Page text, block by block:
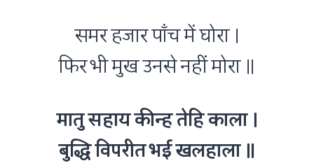
समर हजार पाँच में घोरा ।
फिर भी मुख उनसे नहीं मोरा ॥
मातु सहाय कीन्ह तेहि काला ।
बुद्धि विपरीत भई खलहाला ॥